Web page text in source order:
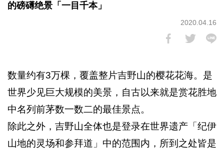
的磅礡绝景「一目千本」
2020.04.16
数量约有3万棵，覆盖整片吉野山的樱花花海。是
世界少见巨大规模的美景，自古以来就是赏花胜地
中名列前茅数一数二的最佳景点。
除此之外，吉野山全体也是登录在世界遗产「纪伊
山地的灵场和参拜道」中的范围内，所到之处皆是